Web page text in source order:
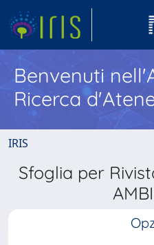
Benvenuti
Ricerca
IRIS
Sfoglia per